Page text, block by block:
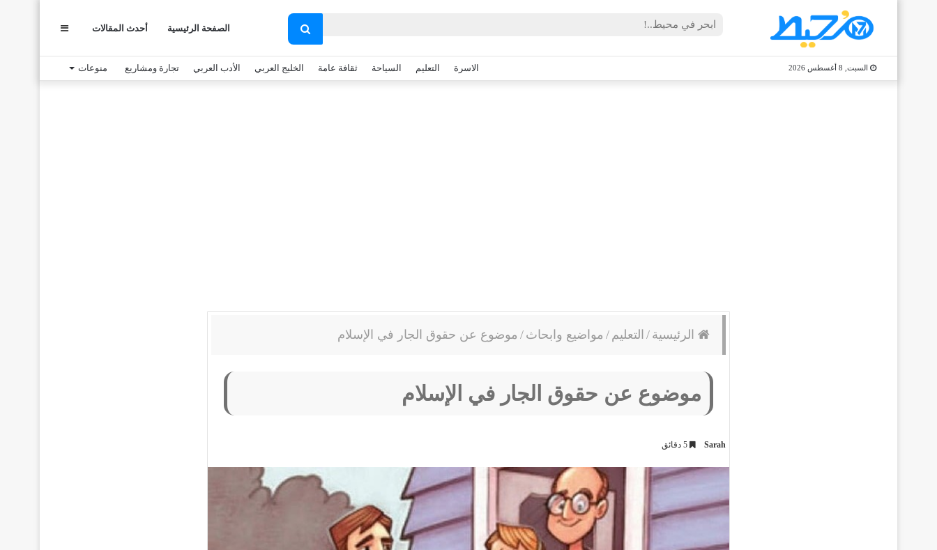
بحث
عن
الصفحة الرئيسية أحدث المقالات
السبت, 8 أغسطس 2026 الاسرة التعليم السياحة ثقافة عامة الخليج العربي الأدب العربي تجارة ومشاريع منوعات
الرئيسية / التعليم / مواضيع وابحاث / موضوع عن حقوق الجار في الإسلام
موضوع عن حقوق الجار في الإسلام
Sarah